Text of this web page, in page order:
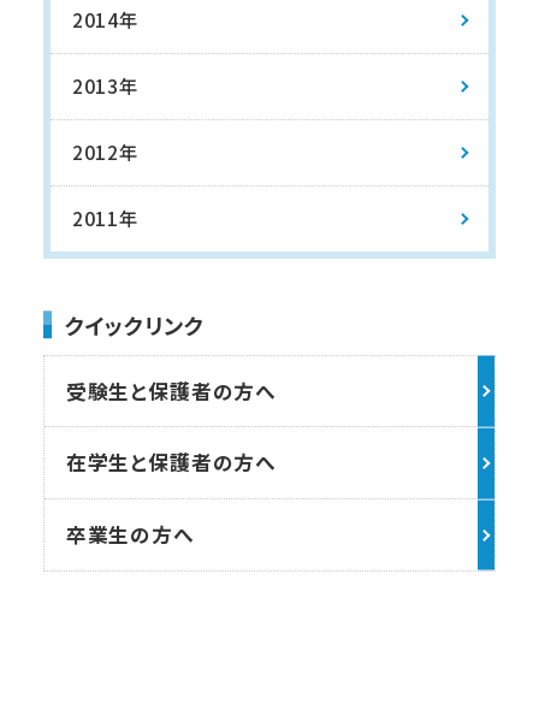
2014年
2013年
2012年
2011年
クイックリンク
受験生と保護者の方へ
在学生と保護者の方へ
卒業生の方へ